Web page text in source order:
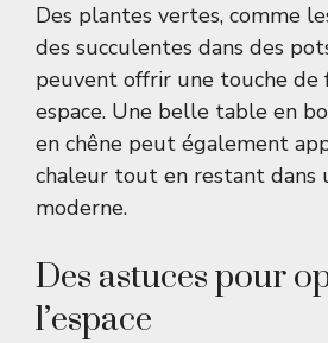
Des plantes vertes, comme
des succulentes dans des
peuvent offrir une touche de
espace. Une belle table en
en chêne peut également
chaleur tout en restant dans
moderne.
Des astuces pour
l’espace